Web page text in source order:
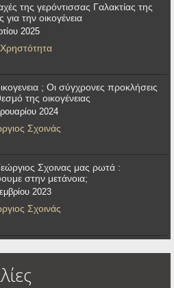
της γερόντισσας Γαλακτίας της
για την οικογένεια
2025
; Οι σύγχρονες προκλήσεις
της οικογένειας
2024
Σχοινάς
Σχοινας μας ρωτά :
στην μετάνοια;
2023
Σχοινάς